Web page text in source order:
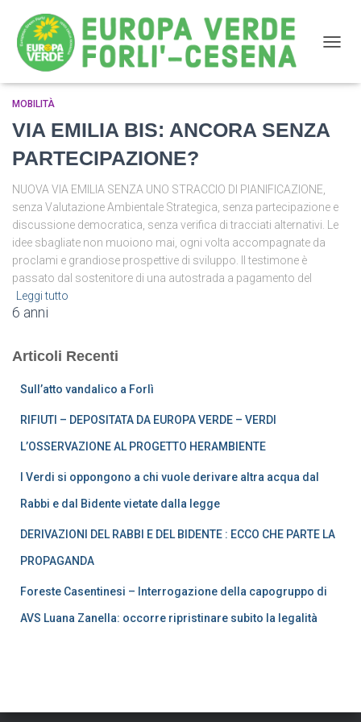
MOBILITÀ
VIA EMILIA BIS: ANCORA SENZA
PARTECIPAZIONE?
NUOVA VIA EMILIA SENZA UNO STRACCIO DI PIANIFICAZIONE,
senza Valutazione Ambientale Strategica, senza partecipazione e
discussione democratica, senza verifica di tracciati alternativi. Le
idee sbagliate non muoiono mai, ogni volta accompagnate da
proclami e grandiose prospettive di sviluppo. Il testimone è
passato dal sostenitore di una autostrada a pagamento del
Leggi tutto
6 anni
Articoli Recenti
Sull’atto vandalico a Forlì
RIFIUTI – DEPOSITATA DA EUROPA VERDE – VERDI
L’OSSERVAZIONE AL PROGETTO HERAMBIENTE
I Verdi si oppongono a chi vuole derivare altra acqua dal
Rabbi e dal Bidente vietate dalla legge
DERIVAZIONI DEL RABBI E DEL BIDENTE : ECCO CHE PARTE LA
PROPAGANDA
Foreste Casentinesi – Interrogazione della capogruppo di
AVS Luana Zanella: occorre ripristinare subito la legalità